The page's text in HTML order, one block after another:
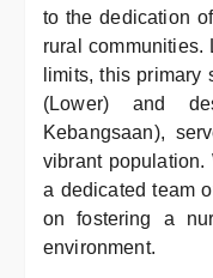
to the dedication
rural communities.
limits, this primary
(Lower) and
Kebangsaan),
vibrant population.
a dedicated team
on fostering a
environment.